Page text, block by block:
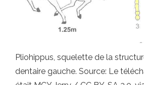
Pliohippus, squelette de la
dentaire gauche. Source: Le